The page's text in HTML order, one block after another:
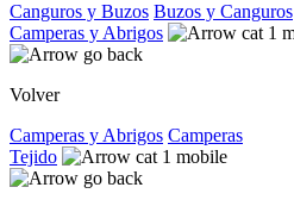
Canguros y Buzos Buzos y Canguros
Camperas y Abrigos
Volver
Camperas y Abrigos Camperas
Tejido